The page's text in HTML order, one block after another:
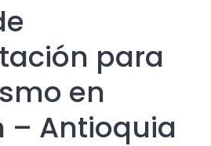
para
en
– Antioquia